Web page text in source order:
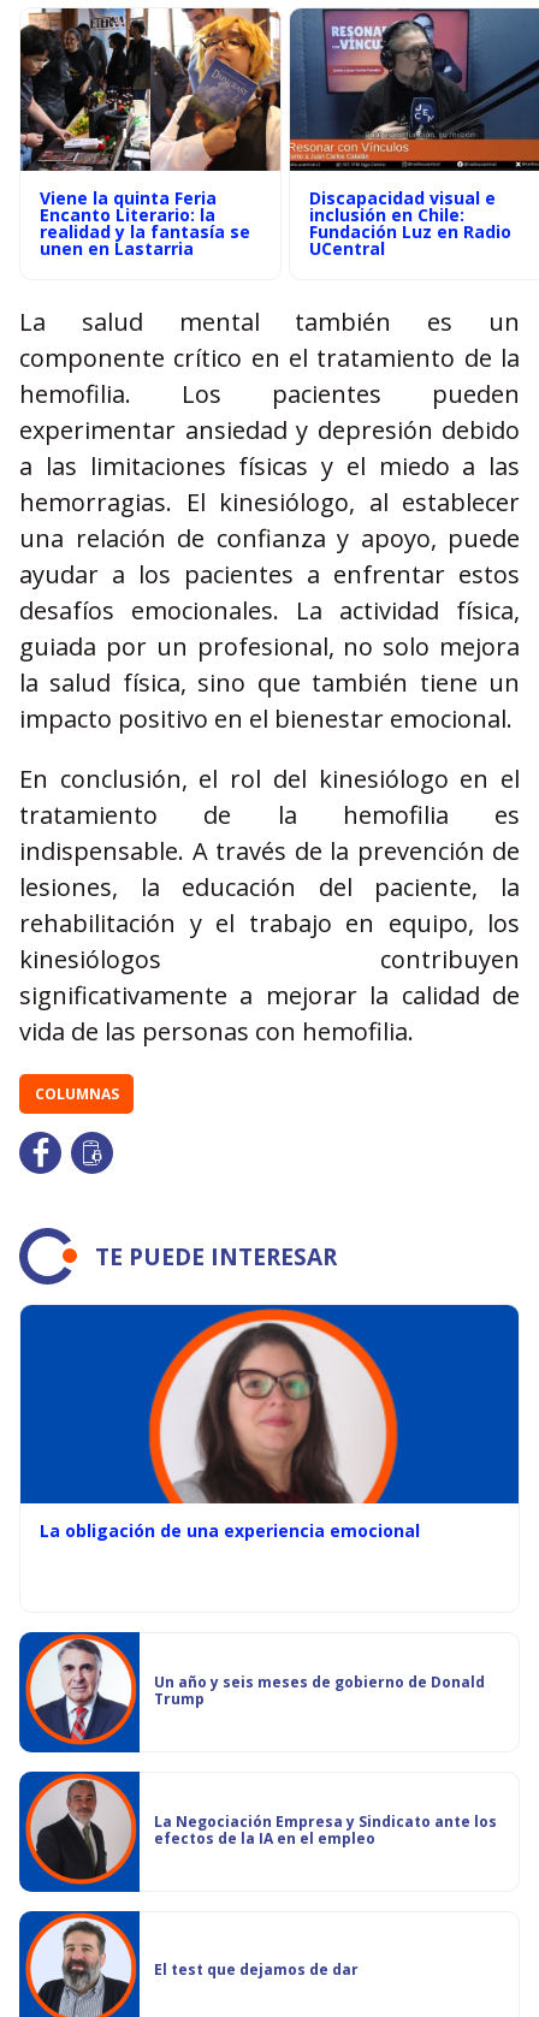
Viene la quinta Feria
Encanto Literario: la
realidad y la fantasía se
unen en Lastarria
Discapacidad visual e
inclusión en Chile:
Fundación Luz en Radio
UCentral
La salud mental también es un
componente crítico en el tratamiento de la
hemofilia. Los pacientes pueden
experimentar ansiedad y depresión debido
a las limitaciones físicas y el miedo a las
hemorragias. El kinesiólogo, al establecer
una relación de confianza y apoyo, puede
ayudar a los pacientes a enfrentar estos
desafíos emocionales. La actividad física,
guiada por un profesional, no solo mejora
la salud física, sino que también tiene un
impacto positivo en el bienestar emocional.
En conclusión, el rol del kinesiólogo en el
tratamiento de la hemofilia es
indispensable. A través de la prevención de
lesiones, la educación del paciente, la
rehabilitación y el trabajo en equipo, los
kinesiólogos contribuyen
significativamente a mejorar la calidad de
vida de las personas con hemofilia.
COLUMNAS
TE PUEDE INTERESAR
La obligación de una experiencia emocional
Un año y seis meses de gobierno de Donald
Trump
La Negociación Empresa y Sindicato ante los
efectos de la IA en el empleo
El test que dejamos de dar